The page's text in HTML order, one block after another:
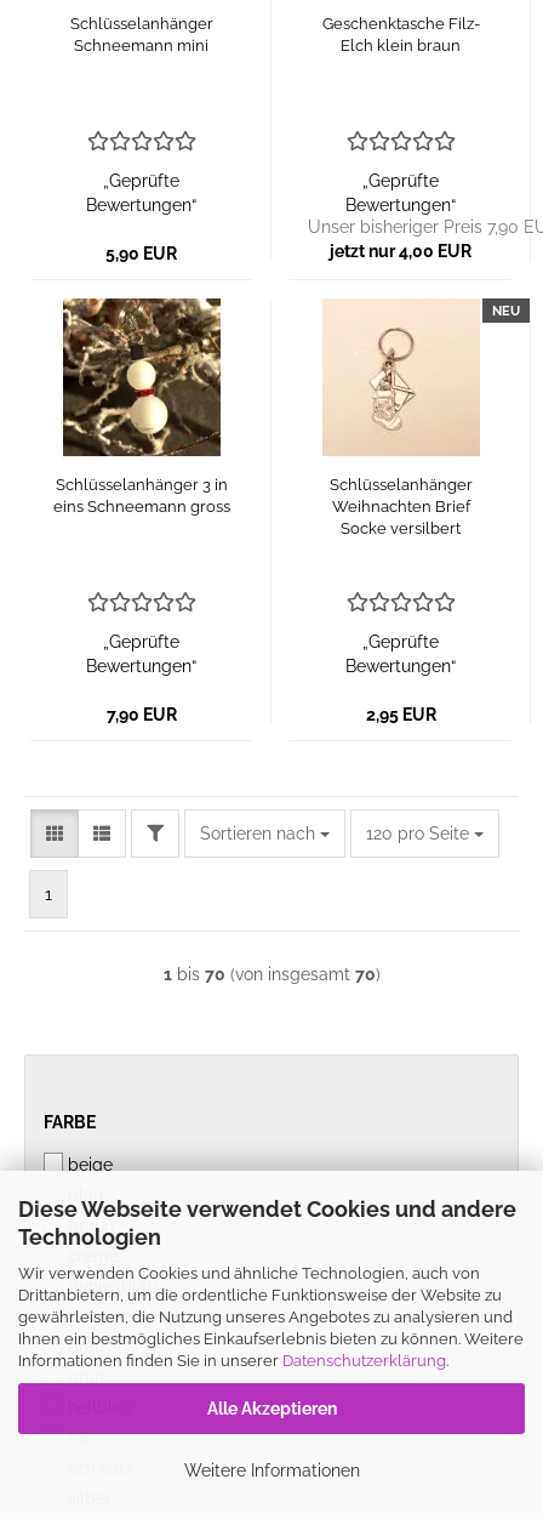
Diese Webseite verwendet Cookies und andere
Technologien
Wir verwenden Cookies und ähnliche Technologien, auch von
Drittanbietern, um die ordentliche Funktionsweise der Website zu
gewährleisten, die Nutzung unseres Angebotes zu analysieren und
Ihnen ein bestmögliches Einkaufserlebnis bieten zu können. Weitere
Informationen finden Sie in unserer Datenschutzerklärung.
Alle Akzeptieren
Weitere Informationen
Schlüsselanhänger
Schneemann mini
„Geprüfte
Bewertungen“
5,90 EUR
Geschenktasche Filz-
Elch klein braun
„Geprüfte
Bewertungen“
Unser bisheriger Preis 7,90
jetzt nur 4,00 EUR
Schlüsselanhänger 3 in
eins Schneemann gross
„Geprüfte
Bewertungen“
7,90 EUR
NEU
Schlüsselanhänger
Weihnachten Brief
Socke versilbert
„Geprüfte
Bewertungen“
2,95 EUR
FILTERSortieren nach
Sortieren nach 120 pro Seite
pro Seite
1
1bis 70 (von insgesamt 70)
FARBE
FARBE
beige
braun
creme
dunkelblau
gold
grau
rot